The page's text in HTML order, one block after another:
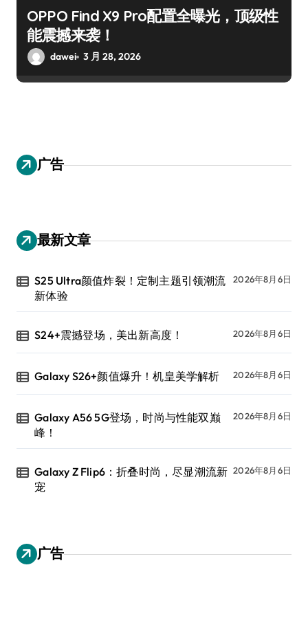
OPPO Find X9 Pro配置全曝光，顶级性
能震撼来袭！
dawei 3 月 28, 2026
广告
最新文章
S25 Ultra颜值炸裂！定制主题引领潮流
新体验
2026年8月6日
S24+震撼登场，美出新高度！ 2026年8月6日
Galaxy S26+颜值爆升！机皇美学解析 2026年8月6日
Galaxy A56 5G登场，时尚与性能双巅
峰！
2026年8月6日
Galaxy Z Flip6：折叠时尚，尽显潮流新
宠
2026年8月6日
广告